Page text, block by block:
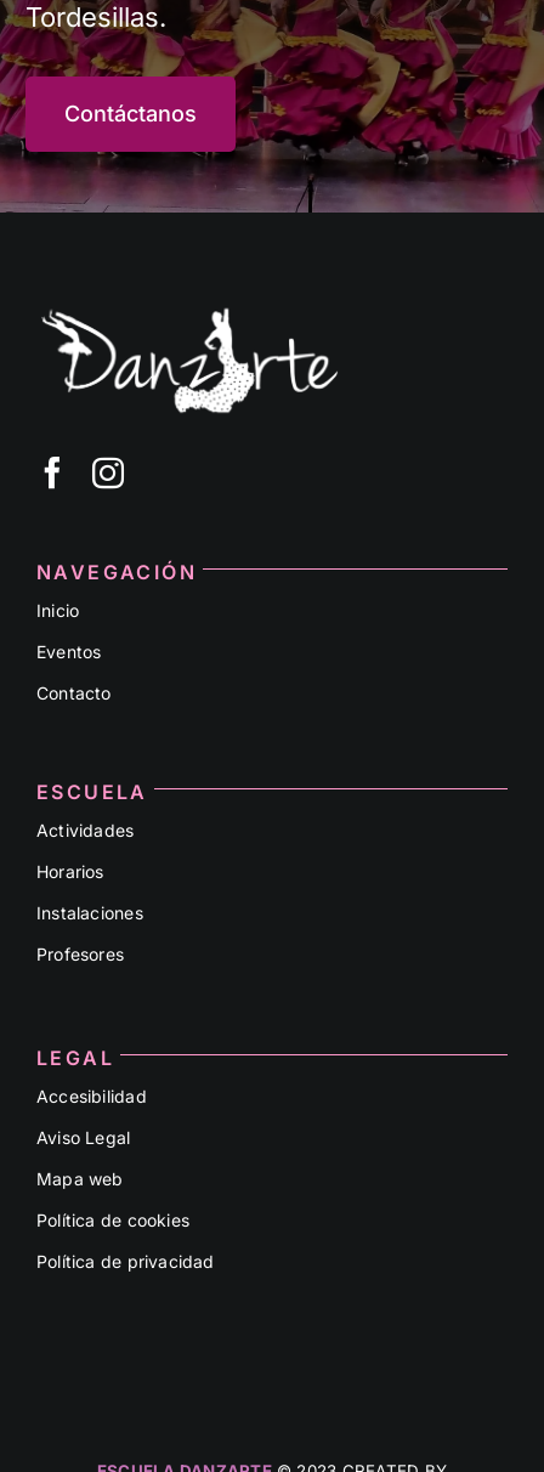
Tordesillas.
Contáctanos
NAVEGACIÓN
Inicio
Eventos
Contacto
ESCUELA
Actividades
Horarios
Instalaciones
Profesores
LEGAL
Accesibilidad
Aviso Legal
Mapa web
Política de cookies
Política de privacidad